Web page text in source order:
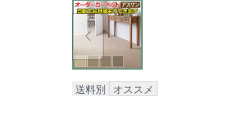
送料別 オススメ